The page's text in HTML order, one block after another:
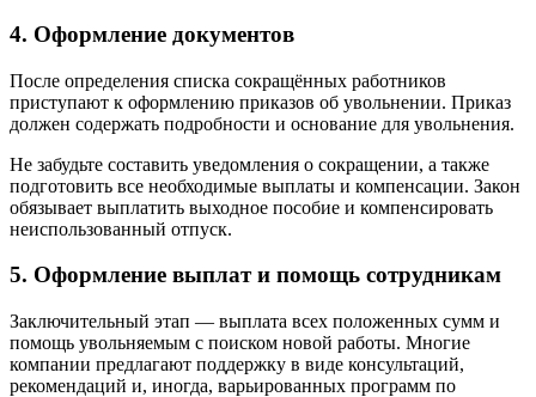
4. Оформление документов
После определения списка сокращённых работников
приступают к оформлению приказов об увольнении. Приказ
должен содержать подробности и основание для увольнения.
Не забудьте составить уведомления о сокращении, а также
подготовить все необходимые выплаты и компенсации. Закон
обязывает выплатить выходное пособие и компенсировать
неиспользованный отпуск.
5. Оформление выплат и помощь сотрудникам
Заключительный этап — выплата всех положенных сумм и
помощь увольняемым с поиском новой работы. Многие
компании предлагают поддержку в виде консультаций,
рекомендаций и, иногда, варьированных программ по